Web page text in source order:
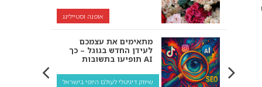
אופנה וסטיילינג
מתאימים את עצמכם
לעידן החדש בגוגל – כך
תופיעו בתשובות AI
שיווק דיגיטלי לעולם היופי בישראל